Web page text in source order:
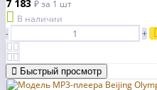
7 183 ₽за 1 шт
В наличии
-
+
Быстрый просмотр